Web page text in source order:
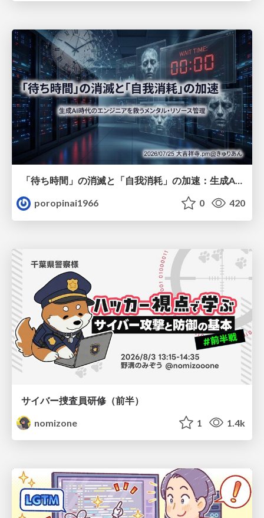
「待ち時間」の消滅と「自我消耗」の加速：生成AI時代のエンジニアを救うメンタル・リソース管理
poropinai1966
0 420
サイバー捜査員研修（前半）
nomizone
1 1.4k